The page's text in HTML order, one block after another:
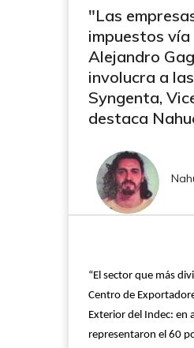
"Las
impuestos
Alejandro
involucra a
Syngenta,
destaca
“El sector que más
Centro de
Exterior del Indec: en
representaron el 60